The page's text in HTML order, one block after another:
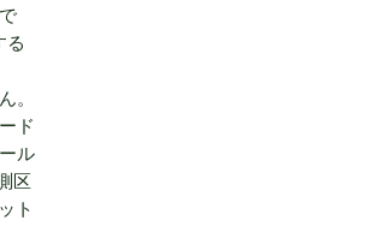
る
。
ド
ル
区
ト